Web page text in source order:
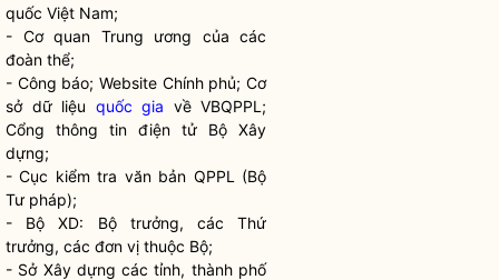
quốc Việt Nam;
- Cơ quan Trung ương của các
đoàn thể;
- Công báo; Website Chính phủ; Cơ
sở dữ liệu quốc gia về VBQPPL;
Cổng thông tin điện tử Bộ Xây
dựng;
- Cục kiểm tra văn bản QPPL (Bộ
Tư pháp);
- Bộ XD: Bộ trưởng, các Thứ
trưởng, các đơn vị thuộc Bộ;
- Sở Xây dựng các tỉnh, thành phố